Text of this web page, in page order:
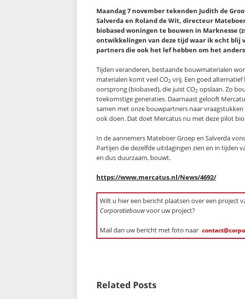
Maandag 7 november tekenden Judith de
Salverda en Roland de Wit, directeur
biobased woningen te bouwen in Marknesse
ontwikkelingen van deze tijd waar ik echt blij
partners die ook het lef hebben om het
Tijden veranderen, bestaande bouwmaterialen
materialen komt veel CO2 vrij. Een goed
oorsprong (biobased), die juist CO2 opslaan. Zo
toekomstige generaties. Daarnaast gelooft
samen met onze bouwpartners naar
ook doen. Dat doet Mercatus nu met deze pilot
In de aannemers Mateboer Groep en Salverda
Partijen die dezelfde uitdagingen zien en in tijden
en dus duurzaam, bouwt.
https://www.mercatus.nl/News/4692/
Wilt u hier een bericht plaatsen over een project
Corporatiebouwvoor uw project?
Mail dan uw bericht met foto naar
Related Posts